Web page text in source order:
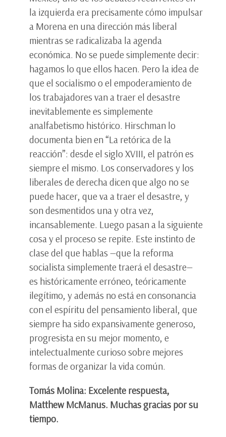
la izquierda era precisamente cómo impulsar
a Morena en una dirección más liberal
mientras se radicalizaba la agenda
económica. No se puede simplemente decir:
hagamos lo que ellos hacen. Pero la idea de
que el socialismo o el empoderamiento de
los trabajadores van a traer el desastre
inevitablemente es simplemente
analfabetismo histórico. Hirschman lo
documenta bien en “La retórica de la
reacción”: desde el siglo XVIII, el patrón es
siempre el mismo. Los conservadores y los
liberales de derecha dicen que algo no se
puede hacer, que va a traer el desastre, y
son desmentidos una y otra vez,
incansablemente. Luego pasan a la siguiente
cosa y el proceso se repite. Este instinto de
clase del que hablas —que la reforma
socialista simplemente traerá el desastre—
es históricamente erróneo, teóricamente
ilegítimo, y además no está en consonancia
con el espíritu del pensamiento liberal, que
siempre ha sido expansivamente generoso,
progresista en su mejor momento, e
intelectualmente curioso sobre mejores
formas de organizar la vida común.
Tomás Molina: Excelente respuesta,
Matthew McManus. Muchas gracias por su
tiempo.